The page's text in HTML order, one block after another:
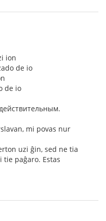
ion
de io
de io
mi povas nur
uzi ĝin, sed ne tia
paĝaro. Estas